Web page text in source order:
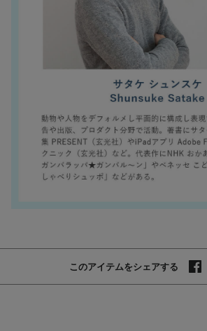
このアイテムをシェアする